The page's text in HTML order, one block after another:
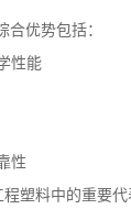
合优势包括：
性能
性
塑料中的重要代